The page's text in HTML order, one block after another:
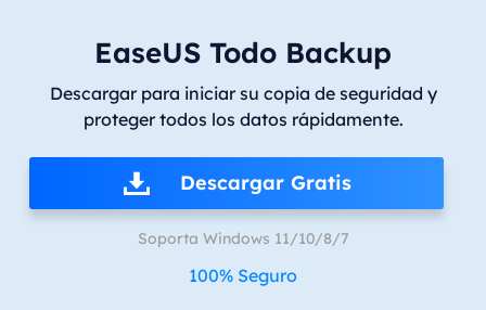
EaseUS Todo Backup
Descargar para iniciar su copia de seguridad y
proteger todos los datos rápidamente.
Descargar Gratis
Soporta Windows 11/10/8/7
100% Seguro